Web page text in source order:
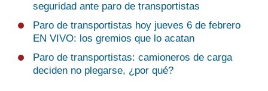
seguridad ante paro de transportistas
Paro de transportistas hoy jueves 6 de febrero
EN VIVO: los gremios que lo acatan
Paro de transportistas: camioneros de carga
deciden no plegarse, ¿por qué?